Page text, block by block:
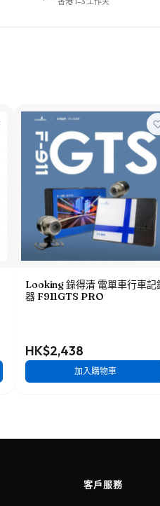
Looking 錄得清 電單車行車記
器 F911GTS PRO
HK$2,438
加入購物車
客戶服務